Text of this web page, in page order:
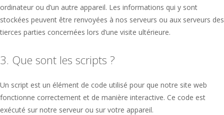
ordinateur ou d’un autre appareil. Les informations qui y sont
stockées peuvent être renvoyées à nos serveurs ou aux serveurs des
tierces parties concernées lors d’une visite ultérieure.
3. Que sont les scripts ?
Un script est un élément de code utilisé pour que notre site web
fonctionne correctement et de manière interactive. Ce code est
exécuté sur notre serveur ou sur votre appareil.